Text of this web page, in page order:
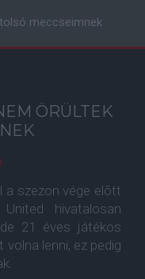
meccseimnek
ÖRÜLTEK
a szezon vége elõtt
hivatalosan
21 éves játékos
lenni, ez pedig